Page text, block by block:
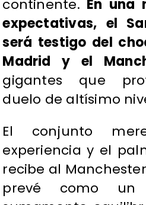
continente. En una
expectativas, el
será testigo del
Madrid y el
gigantes que
duelo de altísimo
​El conjunto
experiencia y el
recibe al
prevé como un